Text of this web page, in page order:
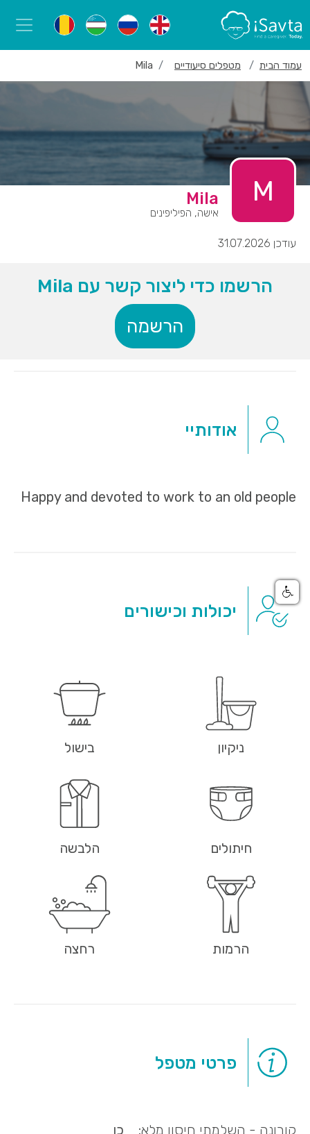
עמוד הבית מטפלים סיעודיים Mila
M
Mila
אישה, הפיליפינים
עודכן 31.07.2026
הרשמו כדי ליצור קשר עם Mila
הרשמה
אודותיי
Happy and devoted to work to an old people
יכולות וכישורים
ניקיון בישול
חיתולים הלבשה
הרמות רחצה
פרטי מטפל
קורונה - השלמתי חיסון מלא:
כן